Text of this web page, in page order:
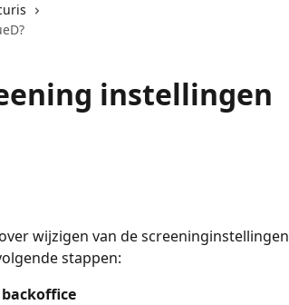
instellingen
wijzigen van de screeninginstellingen
stappen: